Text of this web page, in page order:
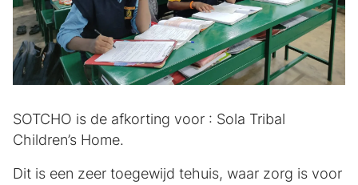
SOTCHO is de afkorting voor : Sola Tribal
Children’s Home.
Dit is een zeer toegewijd tehuis, waar zorg is voor